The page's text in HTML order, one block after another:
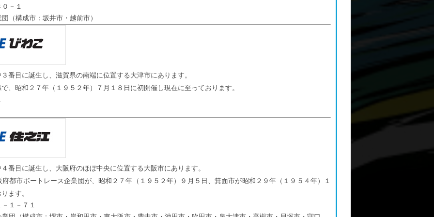
－１
（構成市：坂井市・越前市）
番目に誕生し、滋賀県の南端に位置する大津市にあります。
、昭和２７年（１９５２年）７月１８日に初開催し現在に至っております。
番目に誕生し、大阪府のほぼ中央に位置する大阪市にあります。
都市ボートレース企業団が、昭和２７年（１９５２年）９月５日、箕面市が昭和２９年（１９５４年）１
ます。
１－７１